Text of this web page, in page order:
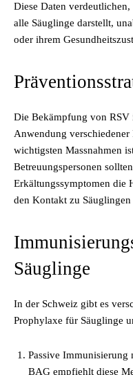
Diese Daten
alle Säuglinge darstellt,
oder ihrem
Die Bekämpfung von RSV
Anwendung verschiedener
wichtigsten Massnahmen
Betreuungspersonen
Erkältungssymptomen die
den Kontakt zu
Säuglinge
In der Schweiz gibt es
Prophylaxe für Säuglinge
Passive
BAG empfiehlt diese